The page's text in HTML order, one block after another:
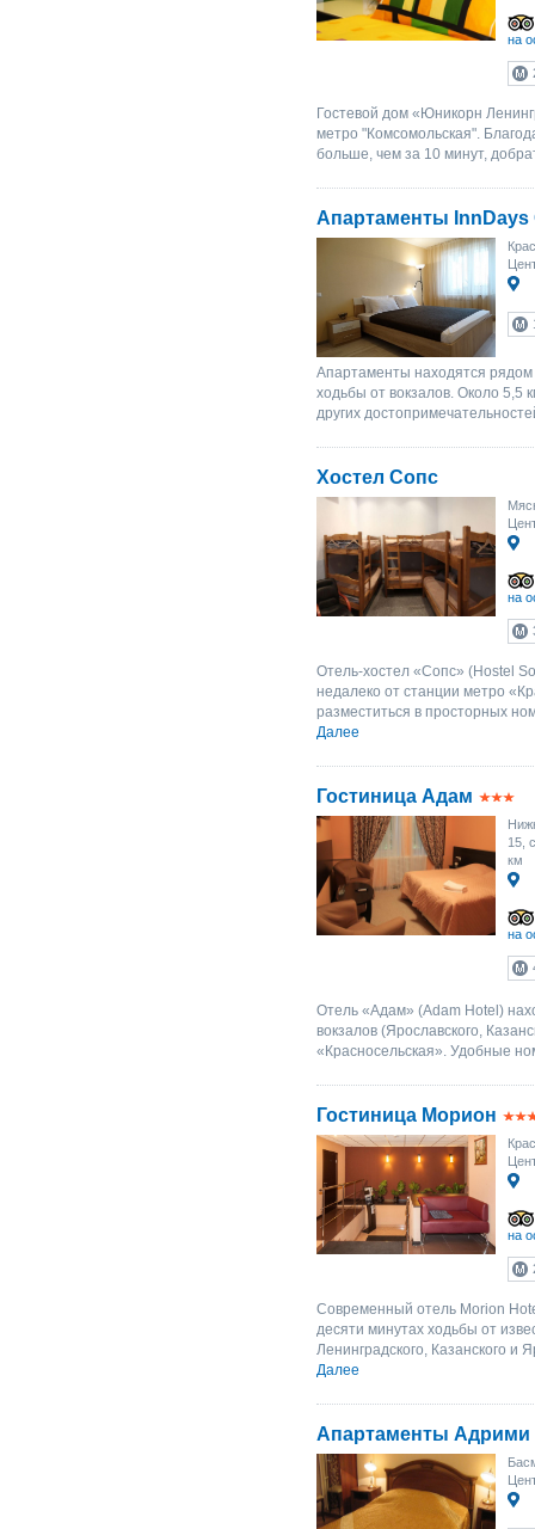
на
Гостевой дом «Юникорн
метро "Комсомольская".
больше, чем за 10 минут,
Апартаменты InnDays
Апартаменты находятся рядом
ходьбы от вокзалов. Около 5,5
других
Хостел Сопс
на
Отель-хостел «Сопс» (Hostel
недалеко от станции метро
разместиться в просторных
Далее
Гостиница Адам
15,
км
на
Отель «Адам» (Adam Hotel)
вокзалов (Ярославского,
«Красносельская». Удобные
Гостиница Морион
на
Современный отель Morion
десяти минутах ходьбы от
Ленинградского, Казанского и
Далее
Апартаменты Адрими